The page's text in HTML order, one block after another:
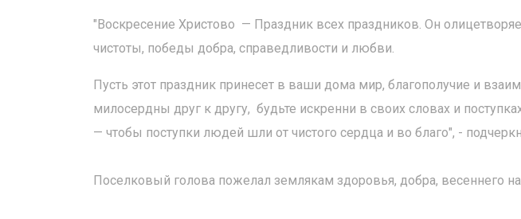
"Воскресение Христово — Праздник всех праздников. Он
чистоты, победы добра, справедливости и любви.
Пусть этот праздник принесет в ваши дома мир, благополучие и
милосердны друг к другу, будьте искренни в своих словах и
— чтобы поступки людей шли от чистого сердца и во благо", -
Поселковый голова пожелал землякам здоровья, добра, весеннего